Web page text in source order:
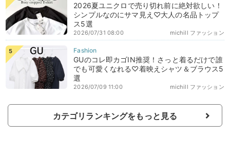
2026夏ユニクロで売り切れ前に絶対欲しい！
シンプルなのにサマ見え♡大人の名品トップ
ス5選
michill ファッション
2026/07/31 08:00
GUのコレ即カゴIN推奨！さっと着るだけで誰
でも可愛くなれる♡着映えシャツ＆ブラウス5
選
michill ファッション
2026/07/09 11:00
カテゴリランキングをもっと見る